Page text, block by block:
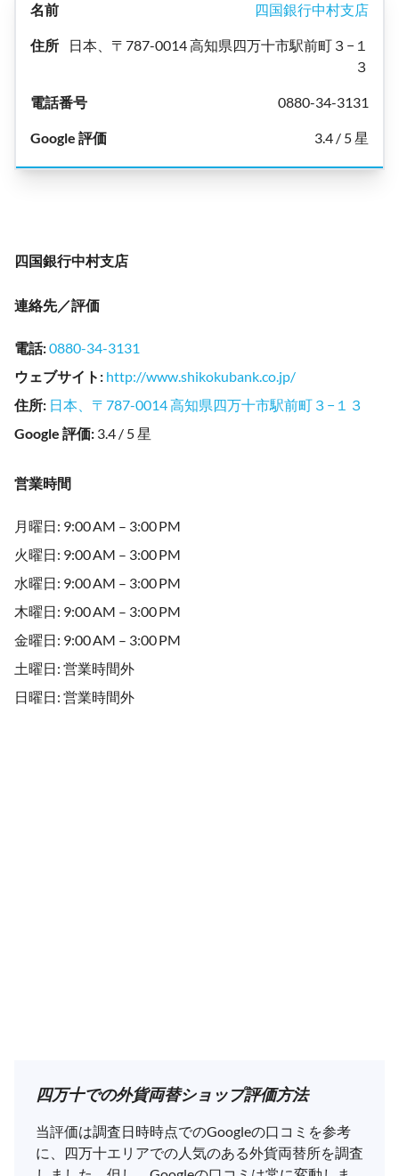
四国銀行中村支店
日本、〒787-0014 高知県四万十市駅前町３−１
３
0880-34-3131
3.4 / 5 星
四国銀行中村支店
連絡先／評価
電話:0880-34-3131
ウェブサイト : http://www.shikokubank.co.jp/
住所: 日本、〒787-0014 高知県四万十市駅前町３−１３
Google 評価: 3.4 / 5 星
営業時間
月曜日: 9:00 AM – 3:00 PM
火曜日: 9:00 AM – 3:00 PM
水曜日: 9:00 AM – 3:00 PM
木曜日: 9:00 AM – 3:00 PM
金曜日: 9:00 AM – 3:00 PM
土曜日: 営業時間外
日曜日: 営業時間外
四万十での外貨両替ショップ評価方法
当評価は調査日時時点でのGoogleの口コミを参考
に、四万十エリアでの人気のある外貨両替所を調査